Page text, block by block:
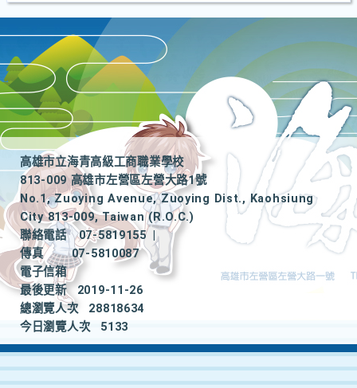
高雄市立海青高級工商職業學校
813-009 高雄市左營區左營大路1號
No.1, Zuoying Avenue, Zuoying Dist., Kaohsiung
City 813-009, Taiwan (R.O.C.)
聯絡電話
07-5819155
|
傳真
07-5810087
電子信箱
最後更新
2019-11-26
總瀏覽人次
28818634
今日瀏覽人次
5133